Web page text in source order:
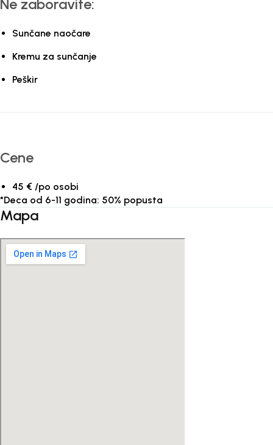
Ne zaboravite:
Sunčane naočare
Kremu za sunčanje
Peškir
Cene
45 € /po osobi
*Deca od 6-11 godina: 50% popusta
Mapa